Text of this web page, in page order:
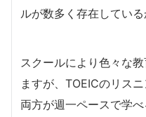
ルが数多く存在している
スクールにより色々な
ますが、TOEICのリス
両方が週一ペースで学